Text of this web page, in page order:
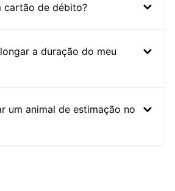
cartão de débito?
a duração do meu
um animal de estimação no